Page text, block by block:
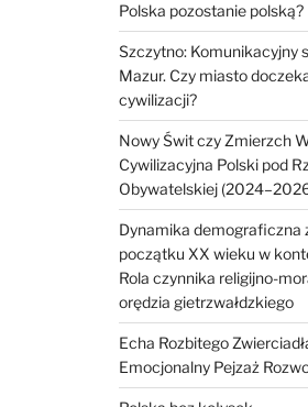
Polska pozostanie polską?
Szczytno: Komunikacyjny
Mazur. Czy miasto
cywilizacji?
Nowy Świt czy Zmierzch
Cywilizacyjna Polski pod
Obywatelskiej
Dynamika demograficzna
początku XX wieku w
Rola czynnika religijno-
orędzia gietrzwałdzkiego
Echa Rozbitego
Emocjonalny Pejzaż